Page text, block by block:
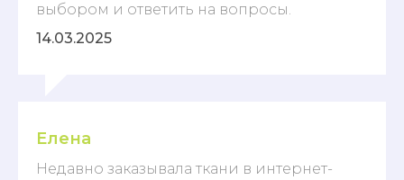
выбором и ответить на вопросы.
14.03.2025
Елена
Недавно заказывала ткани в интернет-